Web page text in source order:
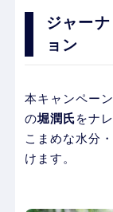
ジャー
ョン
本キャンペー
の堀潤氏をナ
こまめな水分
けます。